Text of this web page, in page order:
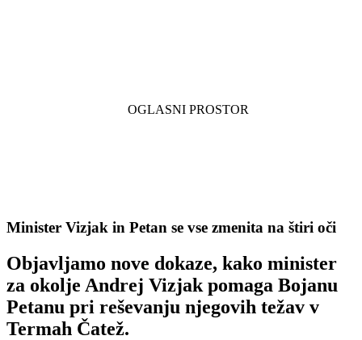
Minister Vizjak in Petan se vse zmenita na štiri oči
Objavljamo nove dokaze, kako minister
za okolje Andrej Vizjak pomaga Bojanu
Petanu pri reševanju njegovih težav v
Termah Čatež.